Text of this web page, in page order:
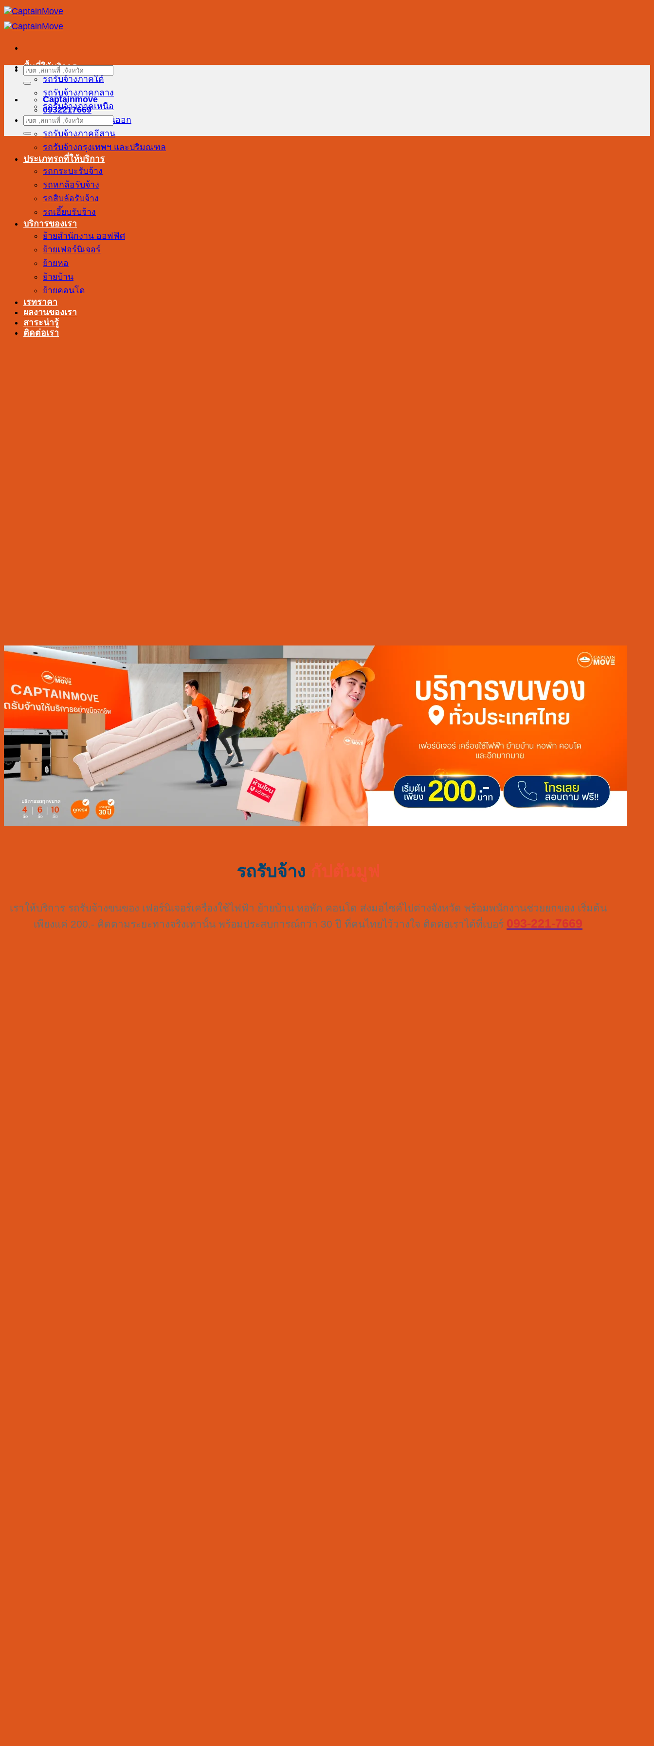
ข้าม
ไป
เนื้อหา
พื้นที่ให้บริการ
รถรับจ้างภาคใต้
รถรับจ้างภาคกลาง
รถรับจ้างภาคเหนือ
รถรับจ้างภาคตะวันออก
รถรับจ้างภาคอีสาน
รถรับจ้างกรุงเทพฯ และปริมณฑล
ประเภทรถที่ให้บริการ
รถกระบะรับจ้าง
รถหกล้อรับจ้าง
รถสิบล้อรับจ้าง
รถเฮี๊ยบรับจ้าง
บริการของเรา
ย้ายสำนักงาน ออฟฟิศ
ย้ายเฟอร์นิเจอร์
ย้ายหอ
ย้ายบ้าน
ย้ายคอนโด
เรทราคา
ผลงานของเรา
สาระน่ารู้
ติดต่อเรา
ค้นหา:
Captainmove
0932217669
ค้นหา:
รถรับจ้าง
เราให้บริการ รถรับจ้างขนของ เฟอร์นิเจอร์เครื่องใช้ไฟฟ้า ย้ายบ้าน หอพัก คอนโด ส่งมอไซค์ไปต่างจังหวัด พร้อมพนักงานช่วยยกของ เริ่มต้น
เพียงแค่ 200.- คิดตามระยะทางจริงเท่านั้น พร้อมประสบการณ์กว่า 30 ปี ที่คนไทยไว้วางใจ ติดต่อเราได้ที่เบอร์ 093-221-7669